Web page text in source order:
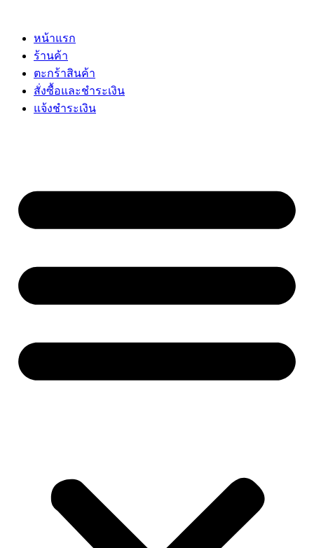
contentหน้าแรก
ร้านค้า
ตะกร้าสินค้า
สั่งซื้อและชำระเงิน
แจ้งชำระเงิน